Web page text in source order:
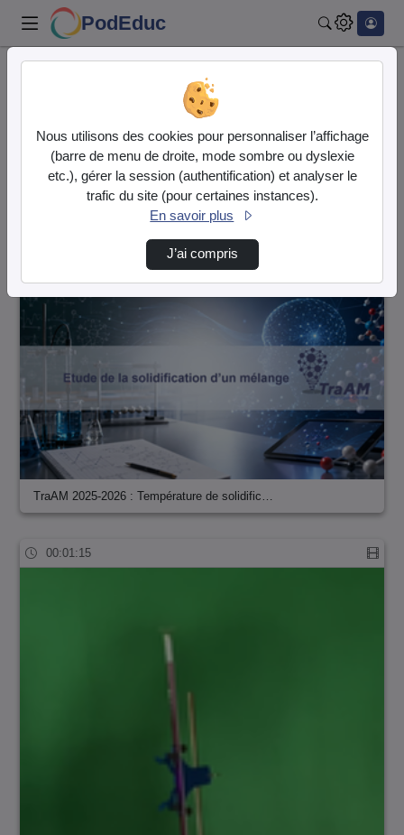
PodEduc
95 vidéos trouvées
Audio Vidéo
Direction de tri
TraAM 2025-2026 : Température de solidific…
00:01:15
Nous utilisons des cookies pour personnaliser l’affichage
(barre de menu de droite, mode sombre ou dyslexie
etc.), gérer la session (authentification) et analyser le
trafic du site (pour certaines instances).
En savoir plus
J’ai compris